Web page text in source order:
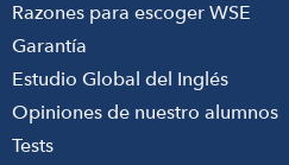
Razones para escoger WSE
Garantía
Estudio Global del Inglés
Opiniones de nuestro alumnos
Tests